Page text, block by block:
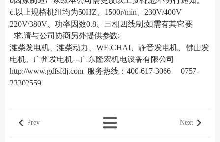
c.以上规格机组均为50HZ、1500r/min、230V/400V
220V/380V、功率因数0.8、三相四线制;如需有其它要
求,请与公司协商另外提供参数;
潍柴发电机、潍柴动力、WEICHAI、静音发电机、佛山发
电机、广州发电机---广东隆宏机电设备有限公司
http://www.gdfsfdj.com 服务热线：400-617-3066 0757-
23302559
Prev Next